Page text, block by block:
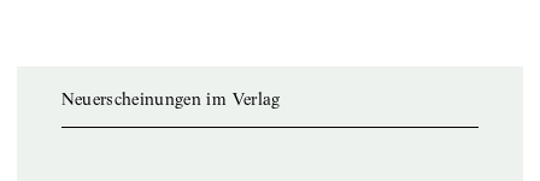
Neuerscheinungen im Verlag